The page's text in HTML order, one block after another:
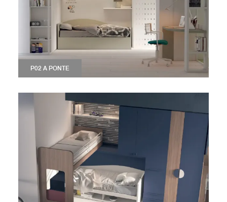
P02 A PONTE